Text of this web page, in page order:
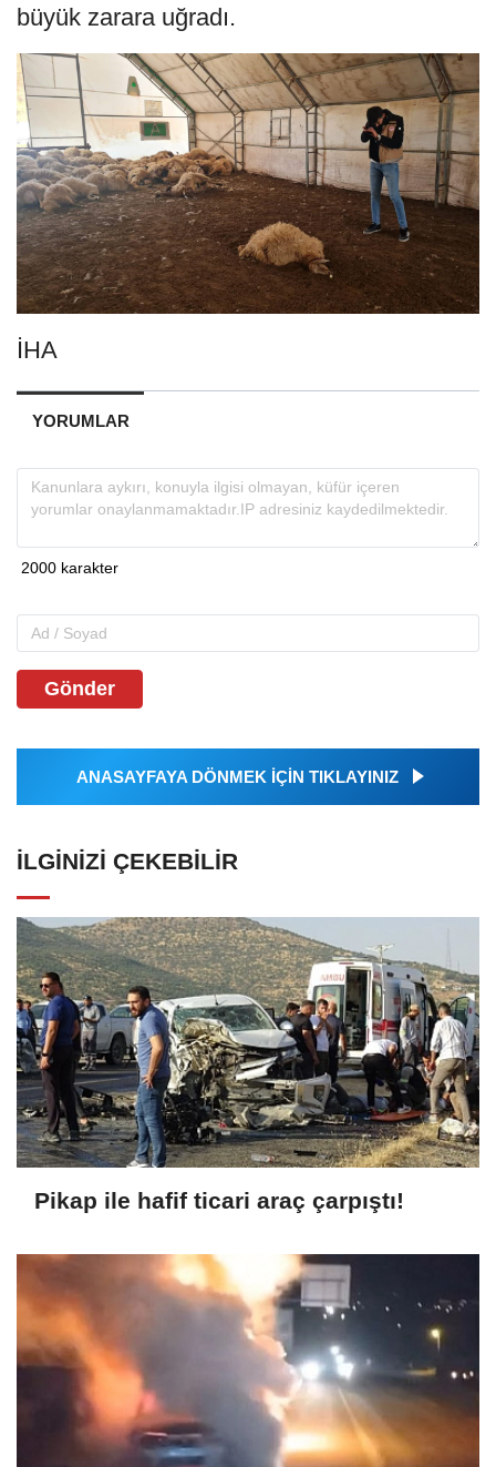
büyük zarara uğradı.
İHA
YORUMLAR
Gönder
ANASAYFAYA DÖNMEK İÇİN TIKLAYINIZ
İLGINIZI ÇEKEBILIR
Pikap ile hafif ticari araç çarpıştı!